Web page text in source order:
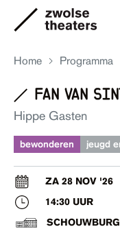
Aanbod
Je bezoek
Over ons
Home Programma
fan van
Hippe Gasten
bewonderen jeugd
ZA 28 NOV '26
14:30 UUR